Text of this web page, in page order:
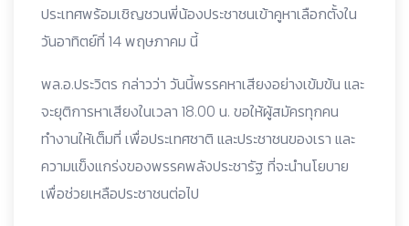
ประเทศพร้อมเชิญชวนพี่น้องประชาชนเข้าคูหาเลือกตั้งใน
วันอาทิตย์ที่ 14 พฤษภาคม นี้
พล.อ.ประวิตร กล่าวว่า วันนี้พรรคหาเสียงอย่างเข้มข้น และ
จะยุติการหาเสียงในเวลา 18.00 น. ขอให้ผู้สมัครทุกคน
ทำงานให้เต็มที่ เพื่อประเทศชาติ และประชาชนของเรา และ
ความแข็งแกร่งของพรรคพลังประชารัฐ ที่จะนำนโยบาย
เพื่อช่วยเหลือประชาชนต่อไป